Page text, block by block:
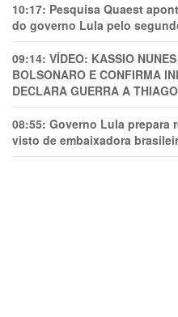
10:17: Pesquisa Quaest
do governo Lula pelo
09:14: VÍDEO: KASSIO
BOLSONARO E CONFIRMA
DECLARA GUERRA A
08:55: Governo Lula prepara
visto de embaixadora